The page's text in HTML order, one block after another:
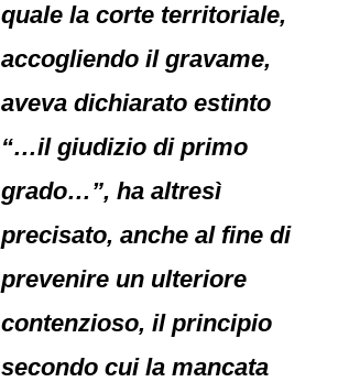
quale la corte territoriale,
accogliendo il gravame,
aveva dichiarato estinto
“…il giudizio di primo
grado…”, ha altresì
precisato, anche al fine di
prevenire un ulteriore
contenzioso, il principio
secondo cui la mancata